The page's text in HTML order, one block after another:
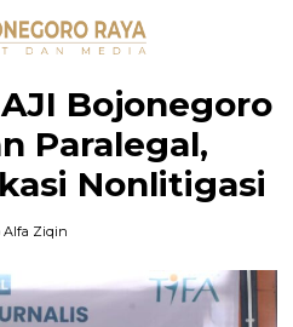
Bojonegoro
Paralegal,
Nonlitigasi
Alfa Ziqin